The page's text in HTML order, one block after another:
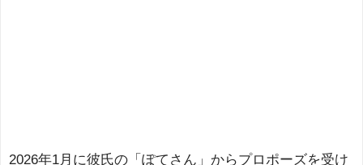
2026年1月に彼氏の「ぽてさん」からプロポーズを受け